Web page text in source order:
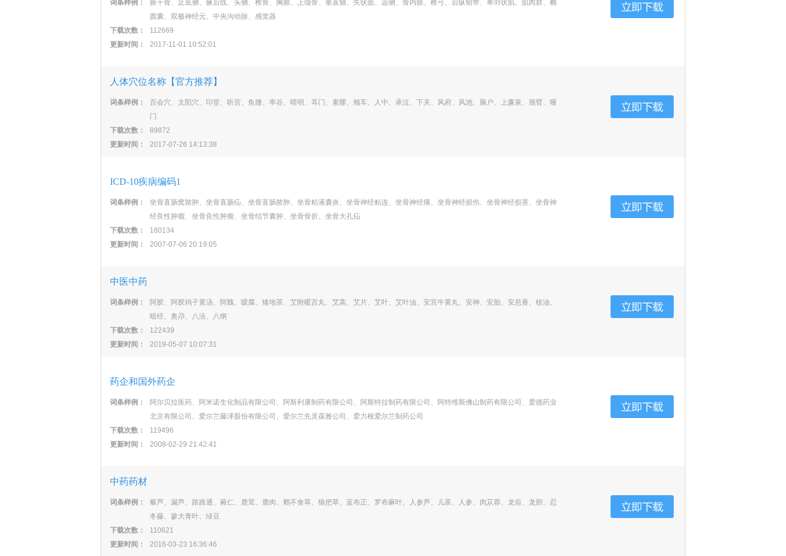
词条样例：
躯干骨、足底侧、腋后线、头侧、椎骨、胸廓、上颌骨、垂直轴、矢状面、远侧、骨内膜、椎弓、后纵韧带、单羽状肌、肌肉群、椭
圆囊、双极神经元、中央沟动脉、感觉器
下载次数：
112669
更新时间：
2017-11-01 10:52:01
人体穴位名称【官方推荐】
词条样例：
百会穴、太阳穴、印堂、听宫、鱼腰、率谷、晴明、耳门、素髎、颊车、人中、承泣、下关、风府、风池、脑户、上廉泉、颈臂、哑
门
下载次数：
89872
更新时间：
2017-07-26 14:13:38
ICD-10疾病编码1
词条样例：
坐骨直肠窝脓肿、坐骨直肠疝、坐骨直肠脓肿、坐骨粘液囊炎、坐骨神经粘连、坐骨神经痛、坐骨神经损伤、坐骨神经损害、坐骨神
经良性肿瘤、坐骨良性肿瘤、坐骨结节囊肿、坐骨骨折、坐骨大孔疝
下载次数：
180134
更新时间：
2007-07-06 20:19:05
中医中药
词条样例：
阿胶、阿胶鸡子黄汤、阿魏、嗳腐、矮地茶、艾附暖宫丸、艾蒿、艾片、艾叶、艾叶油、安宫牛黄丸、安神、安胎、安息香、桉油、
暗经、奥尕、八法、八纲
下载次数：
122439
更新时间：
2019-05-07 10:07:31
药企和国外药企
词条样例：
阿尔贝拉医药、阿米诺生化制品有限公司、阿斯利康制药有限公司、阿斯特拉制药有限公司、阿特维斯佛山制药有限公司、爱德药业
北京有限公司、爱尔兰藤泽股份有限公司、爱尔兰先灵葆雅公司、爱力根爱尔兰制药公司
下载次数：
119496
更新时间：
2008-02-29 21:42:41
中药药材
词条样例：
藜芦、漏芦、路路通、蕤仁、鹿茸、鹿肉、鹅不食草、狼把草、蓝布正、罗布麻叶、人参芦、儿茶、人参、肉苁蓉、龙齿、龙胆、忍
冬藤、蓼大青叶、绿豆
下载次数：
110621
更新时间：
2016-03-23 16:36:46